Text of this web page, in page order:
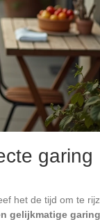
garing
het de tijd om te
gelijkmatige garing